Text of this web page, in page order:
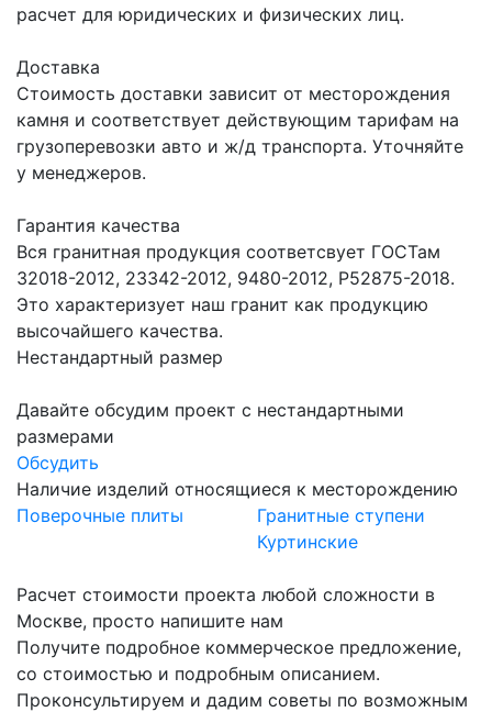
расчет для юридических и физических лиц.
Доставка
Стоимость доставки зависит от месторождения
камня и соответствует действующим тарифам на
грузоперевозки авто и ж/д транспорта. Уточняйте
у менеджеров.
Гарантия качества
Вся гранитная продукция соответсвует ГОСТам
32018-2012, 23342-2012, 9480-2012, Р52875-2018.
Это характеризует наш гранит как продукцию
высочайшего качества.
Нестандартный размер
Давайте обсудим проект с нестандартными
размерами
Обсудить
Наличие изделий относящиеся к месторождению
Поверочные плиты
Гранитные ступени
Куртинские
Расчет стоимости проекта любой сложности в
Москве, просто напишите нам
Получите подробное коммерческое предложение,
со стоимостью и подробным описанием.
Проконсультируем и дадим советы по возможным